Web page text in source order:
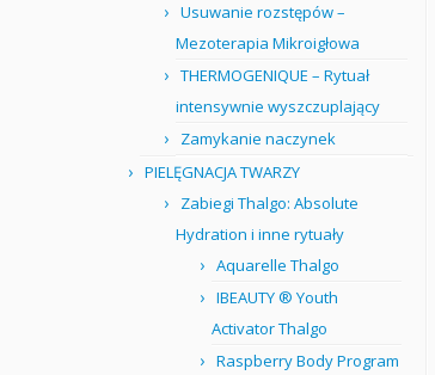
Usuwanie rozstępów –
Mezoterapia Mikroigłowa
THERMOGENIQUE – Rytuał
intensywnie wyszczuplający
Zamykanie naczynek
PIELĘGNACJA TWARZY
Zabiegi Thalgo: Absolute
Hydration i inne rytuały
Aquarelle Thalgo
IBEAUTY ® Youth
Activator Thalgo
Raspberry Body Program